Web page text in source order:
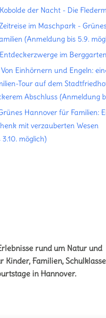
Kobolde der Nacht - Die
im Maschpark -
(Anmeldung bis 5.9.
Entdeckerzwerge im Berggarten
Von Einhörnern und Engeln:
Tour auf dem
Abschluss (Anmeldung
Hannover für Familien:
mit verzauberten Wesen
möglich)
rund um Natur und
Kinder, Familien,
in Hannover.